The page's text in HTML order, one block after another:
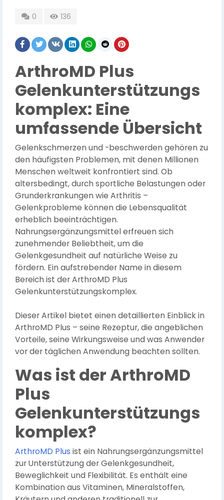
0 136
ArthroMD Plus
Gelenkunterstützungs
komplex: Eine
umfassende Übersicht
Gelenkschmerzen und -beschwerden gehören zu
den häufigsten Problemen, mit denen Millionen
Menschen weltweit konfrontiert sind. Ob
altersbedingt, durch sportliche Belastungen oder
Grunderkrankungen wie Arthritis –
Gelenkprobleme können die Lebensqualität
erheblich beeinträchtigen.
Nahrungsergänzungsmittel erfreuen sich
zunehmender Beliebtheit, um die
Gelenkgesundheit auf natürliche Weise zu
fördern. Ein aufstrebender Name in diesem
Bereich ist der ArthroMD Plus
Gelenkunterstützungskomplex.
Dieser Artikel bietet einen detaillierten Einblick in
ArthroMD Plus – seine Rezeptur, die angeblichen
Vorteile, seine Wirkungsweise und was Anwender
vor der täglichen Anwendung beachten sollten.
Was ist der ArthroMD
Plus
Gelenkunterstützungs
komplex?
ArthroMD Plus ist ein Nahrungsergänzungsmittel
zur Unterstützung der Gelenkgesundheit,
Beweglichkeit und Flexibilität. Es enthält eine
Kombination aus Vitaminen, Mineralstoffen,